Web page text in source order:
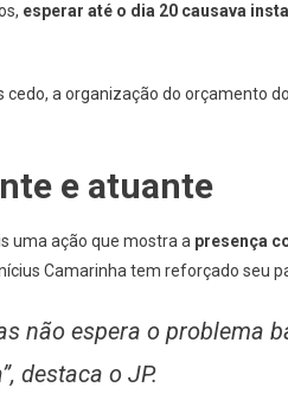
esperar até o dia 20 causava
cedo, a organização do orçamento
e atuante
uma ação que mostra a presença
Camarinha tem reforçado seu
não espera o problema
destaca o JP.